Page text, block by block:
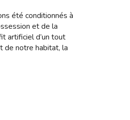
été conditionnés à
et de la
artificiel d’un tout
de notre habitat, la